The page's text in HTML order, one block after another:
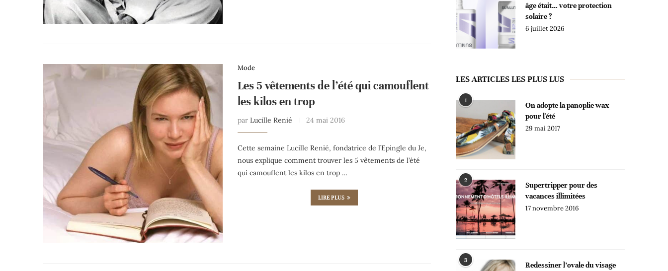
Mode
Les 5 vêtements de l’été qui camouflent
les kilos en trop
par Lucille Renié 24 mai 2016
Cette semaine Lucille Renié, fondatrice de l’Epingle du Je,
nous explique comment trouver les 5 vêtements de l’été
qui camouflent les kilos en trop …
LIRE PLUS
âge était… votre protection
solaire ?
6 juillet 2026
LES ARTICLES LES PLUS LUS
1
On adopte la panoplie wax
pour l'été
29 mai 2017
2
Supertripper pour des
vacances illimitées
17 novembre 2016
3
Redessiner l’ovale du visage